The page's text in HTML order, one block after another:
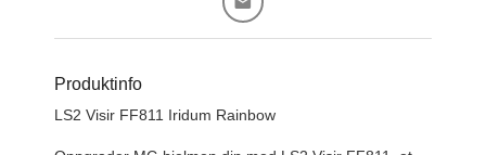
Produktinfo
LS2 Visir FF811 Iridum Rainbow